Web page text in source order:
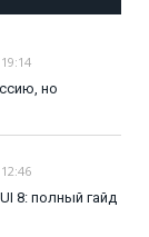
но
8: полный гайд